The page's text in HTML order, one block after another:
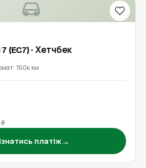
(EC7)· Хетчбек
160к км
платіж→